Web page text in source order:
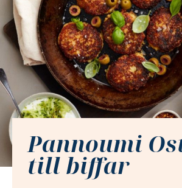
Pannoumi
till biffar